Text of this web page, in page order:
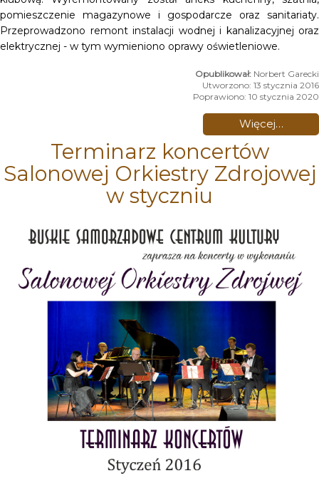
pomieszczenie magazynowe i gospodarcze oraz sanitariaty.
Przeprowadzono remont instalacji wodnej i kanalizacyjnej oraz
elektrycznej - w tym wymieniono oprawy oświetleniowe.
Norbert Garecki
Utworzono: 13 stycznia 2016
Poprawiono: 10 stycznia 2020
Więcej…
Terminarz koncertów
Salonowej Orkiestry Zdrojowej
w styczniu